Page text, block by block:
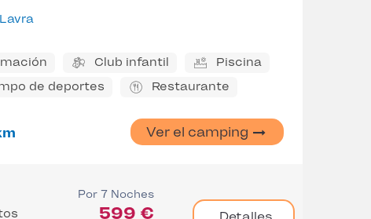
Lavra
Club infantil
Piscina
de deportes
Restaurante
Ver el camping
Por 7 Noches
599 €